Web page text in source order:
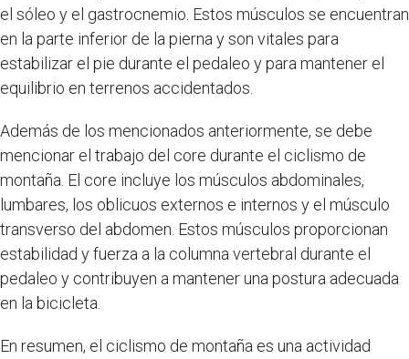
el sóleo y el gastrocnemio. Estos músculos se encuentran
en la parte inferior de la pierna y son vitales para
estabilizar el pie durante el pedaleo y para mantener el
equilibrio en terrenos accidentados.
Además de los mencionados anteriormente, se debe
mencionar el trabajo del core durante el ciclismo de
montaña. El core incluye los músculos abdominales,
lumbares, los oblicuos externos e internos y el músculo
transverso del abdomen. Estos músculos proporcionan
estabilidad y fuerza a la columna vertebral durante el
pedaleo y contribuyen a mantener una postura adecuada
en la bicicleta.
En resumen, el ciclismo de montaña es una actividad